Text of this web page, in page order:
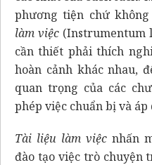
phương tiện chứ
làm việc (Instrumentum
cần thiết phải thích
hoàn cảnh khác nhau,
quan trọng của các
phép việc chuẩn bị và
Tài liệu làm việcnhấn
đào tạo việc trò chuyện